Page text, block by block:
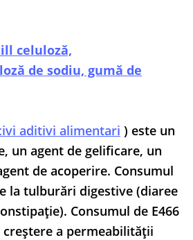
celuloză,
de sodiu, gumă de
aditivi alimentari ) este un
un agent de gelificare, un
de acoperire. Consumul
la tulburări digestive (diaree
Consumul de E466
creștere a permeabilității